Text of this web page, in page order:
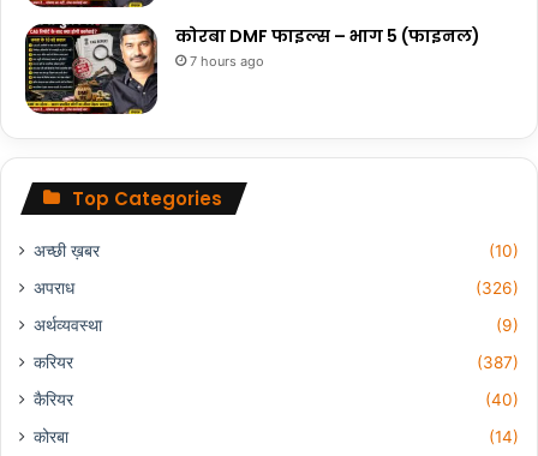
कोरबा DMF फाइल्स – भाग 5 (फाइनल)
7 hours ago
Top Categories
अच्छी ख़बर
(10)
अपराध
(326)
अर्थव्यवस्था
(9)
करियर
(387)
कैरियर
(40)
कोरबा
(14)